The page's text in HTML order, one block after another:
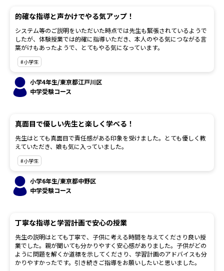
的確な指導と声かけでやる気アップ！
システム等のご説明をいただいた時点では先生も緊張されているようで
したが、体験授業では的確に指導いただき、本人のやる気につながる言
葉がけもあったようで、とてもやる気になっています。
#小学生
小学4年生/東京都江戸川区
中学受験コース
真面目で優しい先生と楽しく学べる！
先生はとても真面目で責任感がある印象を受けました。とても優しく教
えていただき、娘も気に入っていました。
#小学生
小学6年生/東京都中野区
中学受験コース
丁寧な指導と学習計画で安心の授業
先生の説明はとても丁寧で、子供に考える時間を与えてくださり良い授
業でした。親が聞いても分かりやすく安心感がありました。子供がどの
ように問題を解くか道標を示してくださり、学習計画のアドバイスも分
かりやすかったです。引き続きご指導をお願いしたいと思いました。